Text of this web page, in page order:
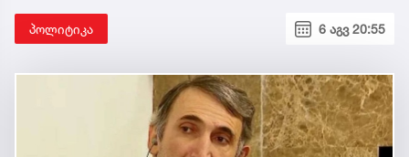
პოლიტიკა 6 აგვ 20:55